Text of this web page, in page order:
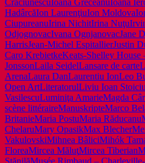
CrăciunescuIoana GreceanuIoana
HadârcăIon LaurenţiuIon Moldova
CiupureanuIrina NichitIrina Nuţu
OdjognovacIvana OgnjanovacJane
HarrisJean-Michel EspitallierJustin
Caro KrebietkeKeats-Shelley House
JonssonLaila SeidelLansare de carte
ArenaLaura DanLaurentiu IonLeo
Open ArtLiteratorulLiviu Ioan Stoiciu
VasilescuLuminiţa AmarieMagda
scène littéraireManuskripteMarco
BritanieMaria PostuMaria Răducanu
ChelaruMary OpasikMax Blecher
VakulovskiMihnea BâliciMihók
FloreaMircea MăluţMircea Tiberian